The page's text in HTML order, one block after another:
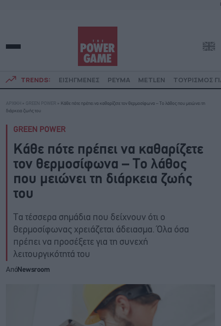
TRENDS: ΕΙΣΗΓΜΕΝΕΣ ΡΕΥΜΑ METLEN ΤΟΥΡΙΣΜΟΣ
ΑΡΧΙΚΗ » GREEN POWER » Κάθε πότε πρέπει να καθαρίζετε τον θερμοσίφωνα – Το λάθος που μειώνει τη
διάρκεια ζωής του
GREEN POWER
Κάθε πότε πρέπει να καθαρίζετε
τον θερμοσίφωνα – Το λάθος
που μειώνει τη διάρκεια ζωής
του
Τα τέσσερα σημάδια που δείχνουν ότι ο
θερμοσίφωνας χρειάζεται άδειασμα. Όλα όσα
πρέπει να προσέξετε για τη συνεχή
λειτουργικότητά του
ΑπόNewsroom